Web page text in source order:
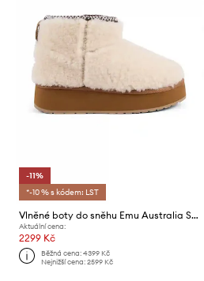
-11%
*-10 % s kódem: LST
Vlněné boty do sněhu Emu Australia Stinger Micro Flatform Teddy
Aktuální cena:
2299 Kč
Běžná cena:4399 Kč
Nejnižší cena:2599 Kč